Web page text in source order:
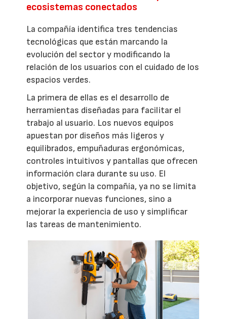
ecosistemas conectados
La compañía identifica tres tendencias
tecnológicas que están marcando la
evolución del sector y modificando la
relación de los usuarios con el cuidado de los
espacios verdes.
La primera de ellas es el desarrollo de
herramientas diseñadas para facilitar el
trabajo al usuario. Los nuevos equipos
apuestan por diseños más ligeros y
equilibrados, empuñaduras ergonómicas,
controles intuitivos y pantallas que ofrecen
información clara durante su uso. El
objetivo, según la compañía, ya no se limita
a incorporar nuevas funciones, sino a
mejorar la experiencia de uso y simplificar
las tareas de mantenimiento.